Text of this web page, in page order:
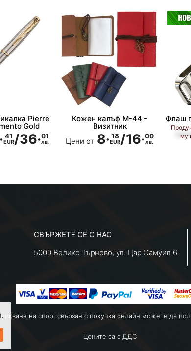
Pierre
Gold
41
EUR/36·01
лв.
Кожен калъф М-44 -
Визитник
Цени от 8· 18
EUR/16·00
лв.
Флаш
му
СВЪРЖЕТЕ СЕ С НАС
5000 Велико Търново, ул. Цар Самуил 6
на спор, свързан с покупка онлайн можете да
Цените са с ДДС